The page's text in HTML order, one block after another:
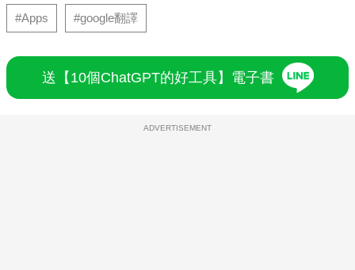
#Apps #google翻譯
送【10個ChatGPT的好工具】電子書
ADVERTISEMENT